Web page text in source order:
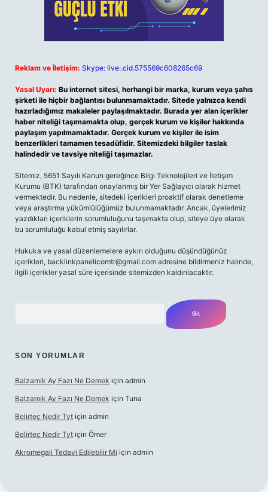
Reklam ve İletişim: Skype: live:.cid.575569c608265c69
Yasal Uyarı: Bu internet sitesi, herhangi bir marka, kurum veya şahıs
şirketi ile hiçbir bağlantısı bulunmamaktadır. Sitede yalnızca kendi
hazırladığımız makaleler paylaşılmaktadır. Burada yer alan içerikler
haber niteliği taşımamakta olup, gerçek kurum ve kişiler hakkında
paylaşım yapılmamaktadır. Gerçek kurum ve kişiler ile isim
benzerlikleri tamamen tesadüfidir. Sitemizdeki bilgiler taslak
halindedir ve tavsiye niteliği taşımazlar.
Sitemiz, 5651 Sayılı Kanun gereğince Bilgi Teknolojileri ve İletişim
Kurumu (BTK) tarafından onaylanmış bir Yer Sağlayıcı olarak hizmet
vermektedir. Bu nedenle, sitedeki içerikleri proaktif olarak denetleme
veya araştırma yükümlülüğümüz bulunmamaktadır. Ancak, üyelerimiz
yazdıkları içeriklerin sorumluluğunu taşımakta olup, siteye üye olarak
bu sorumluluğu kabul etmiş sayılırlar.
Hukuka ve yasal düzenlemelere aykırı olduğunu düşündüğünüz
içerikleri, backlinkpanelicomtr@gmail.com adresine bildirmeniz halinde,
ilgili içerikler yasal süre içerisinde sitemizden kaldırılacaktır.
SON YORUMLAR
Balzamik Ay Fazı Ne Demek için admin
Balzamik Ay Fazı Ne Demek için Tuna
Belirteç Nedir Tyt için admin
Belirteç Nedir Tyt için Ömer
Akromegali Tedavi Edilebilir Mi için admin